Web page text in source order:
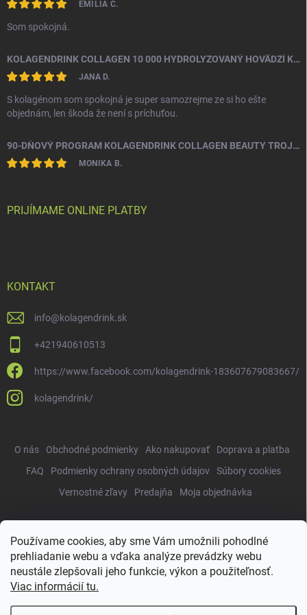
Používame cookies, aby sme Vám umožnili pohodlné
prehliadanie webu a vďaka analýze prevádzky webu
neustále zlepšovali jeho funkcie, výkon a použiteľnosť.
Viac informácií tu.
EMÍLIA Č.
Som spokojná.
KOLAGENDRINK COLLAGEN 10 000 HYDROLYZOVANÝ HOVÄDZÍ KOLAGÉN 300 G
JANA D.
S kolagénom som spokojná je super samozrejme ze si ho ešte
objednám, len škoda že není s príchuťou.
90-DŇOVÝ PROGRAM KOLAGENDRINK COLLAGEN BEAUTY TROJZLOŽKOVÝ (TYP 1, 2 & 3) RYBÍ HYDROLYZOVANÝ KOLAGÉN 3 X 330 G
MONIKA B.
PRIJÍMAME ONLINE PLATBY
KONTAKT
info@kolagendrink.sk
+421940610513
https://www.facebook.com/kolagendrink-183607679083667/
kolagendrink/
O nás Obchodné podmienky Ako nakupovať
Doprava a platba
FAQ
Podmienky ochrany osobných údajov
Súbory cookies
Vernostné zľavy
Predajňa Moja objednávka
Vytvoril Shoptet
Copyright 2026KolagenDrink.sk . Všetky práva vyhradené.Upraviť
nastavenie cookies